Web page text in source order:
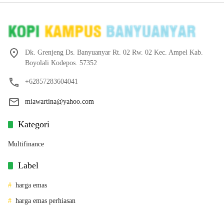
Dk. Grenjeng Ds. Banyuanyar Rt. 02 Rw. 02 Kec. Ampel Kab.
Boyolali Kodepos. 57352
+62857283604041
miawartina@yahoo.com
Kategori
Multifinance
Label
harga emas
harga emas perhiasan